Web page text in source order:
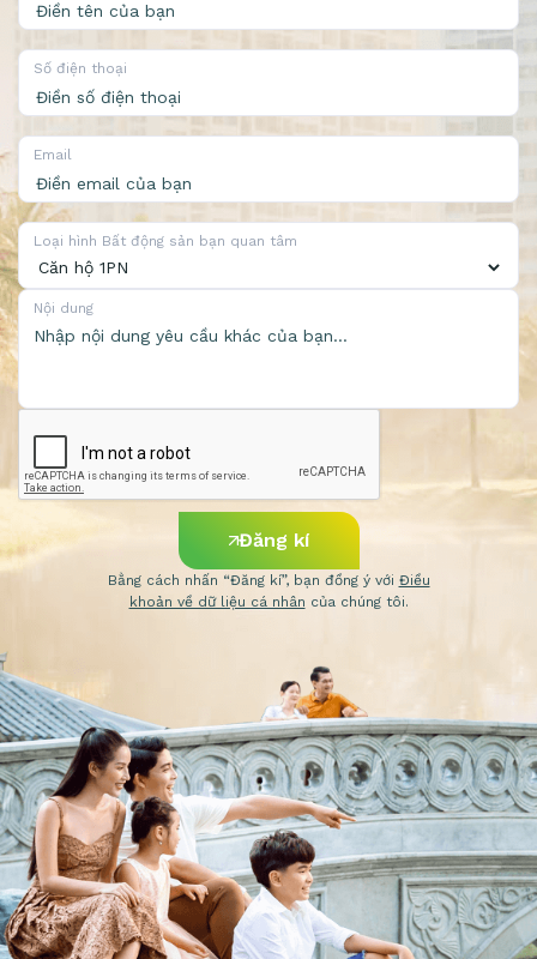
Số điện thoại
Email
Loại hình Bất động sản bạn quan tâm
Nội dung
Bằng cách nhấn “Đăng kí”, bạn đồng ý với Điều
khoản về dữ liệu cá nhân của chúng tôi.
Đăng kí